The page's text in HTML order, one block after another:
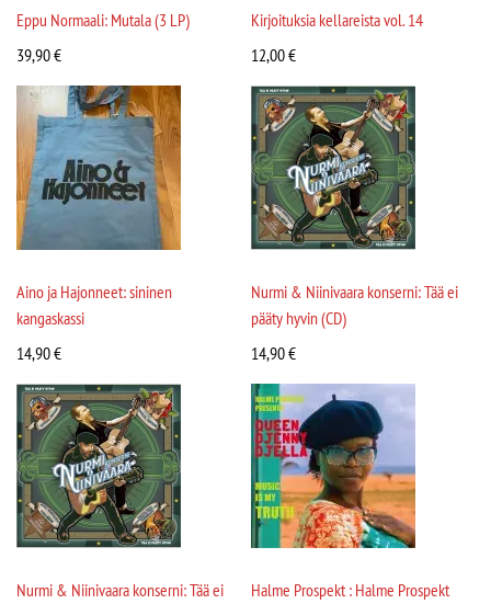
Eppu Normaali: Mutala (3 LP)
39,90€
Kirjoituksia kellareista vol. 14
12,00€
Aino ja Hajonneet: sininen
kangaskassi
14,90€
Nurmi & Niinivaara konserni: Tää ei
pääty hyvin (CD)
14,90€
Nurmi & Niinivaara konserni: Tää ei
Halme Prospekt : Halme Prospekt